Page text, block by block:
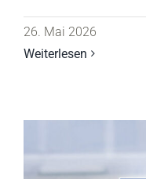
26. Mai 2026
Weiterlesen